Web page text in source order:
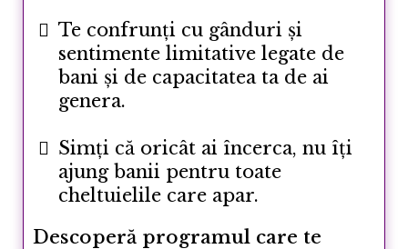
Te confrunți cu gânduri și
sentimente limitative legate de
bani și de capacitatea ta de ai
genera.
Simți că oricât ai încerca, nu îți
ajung banii pentru toate
cheltuielile care apar.
Descoperă programul care te